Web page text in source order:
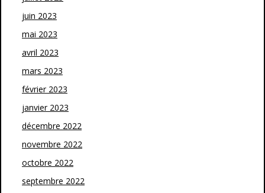
juin 2023
mai 2023
avril 2023
mars 2023
février 2023
janvier 2023
décembre 2022
novembre 2022
octobre 2022
septembre 2022